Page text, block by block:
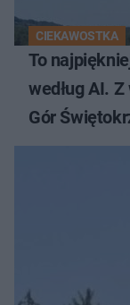
CIEKAWOSTKA
To
według AI.
Gór